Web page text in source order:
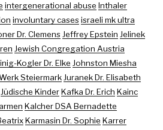
intergenerational abuse Inthaler
involuntary casesisraeli mk ultra
Dr. ClemensJeffrey Epstein Jelinek
Jewish Congregation Austria
Kogler Dr. Elke Johnston Miesha
SteiermarkJuranek Dr. Elisabeth
Jüdische KinderKafka Dr. Erich Kainc
Kalcher DSA Bernadette
Karmasin Dr. Sophie Karrer